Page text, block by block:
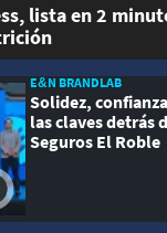
lista en 2
E&N BRANDLAB
Solidez,
las claves detrás
Seguros El Roble